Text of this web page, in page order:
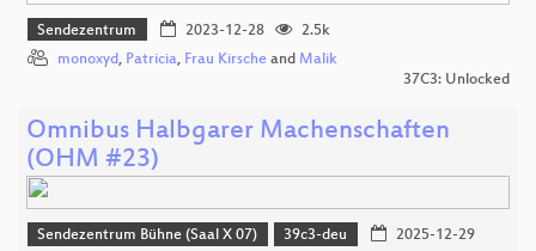
Sendezentrum 2023-12-28
2.5k
monoxyd, Patricia, Frau Kirsche and Malik
37C3: Unlocked
Omnibus Halbgarer Machenschaften
(OHM #23)
Sendezentrum Bühne (Saal X 07) 39c3-deu 2025-12-29